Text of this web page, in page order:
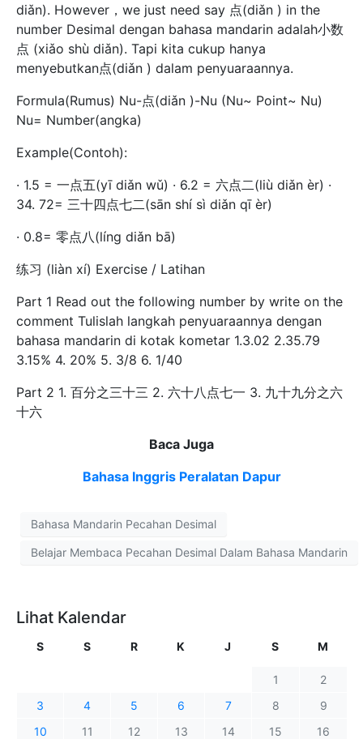
diǎn). However，we just need say 点(diǎn ) in the
number Desimal dengan bahasa mandarin adalah小数
点 (xiǎo shù diǎn). Tapi kita cukup hanya
menyebutkan点(diǎn ) dalam penyuaraannya.
Formula(Rumus) Nu-点(diǎn )-Nu (Nu~ Point~ Nu)
Nu= Number(angka)
Example(Contoh):
· 1.5 = 一点五(yī diǎn wǔ) · 6.2 = 六点二(liù diǎn èr) ·
34. 72= 三十四点七二(sān shí sì diǎn qī èr)
· 0.8= 零点八(líng diǎn bā)
练习 (liàn xí) Exercise / Latihan
Part 1 Read out the following number by write on the
comment Tulislah langkah penyuaraannya dengan
bahasa mandarin di kotak kometar 1.3.02 2.35.79
3.15% 4. 20% 5. 3/8 6. 1/40
Part 2 1. 百分之三十三 2. 六十八点七一 3. 九十九分之六
十六
Baca Juga
Bahasa Inggris Peralatan Dapur
Bahasa Mandarin Pecahan Desimal
Belajar Membaca Pecahan Desimal Dalam Bahasa Mandarin
Lihat Kalendar
S S R K J S M
1
2
3
4 5 6 7 8
9
10
11 12 13 14 15
16